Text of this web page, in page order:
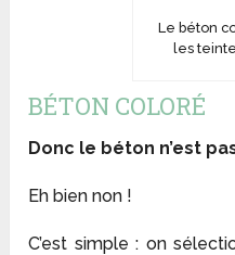
Le béton
les
BÉTON COLORÉ
Donc le béton n’est
Eh bien non !
C’est simple : on